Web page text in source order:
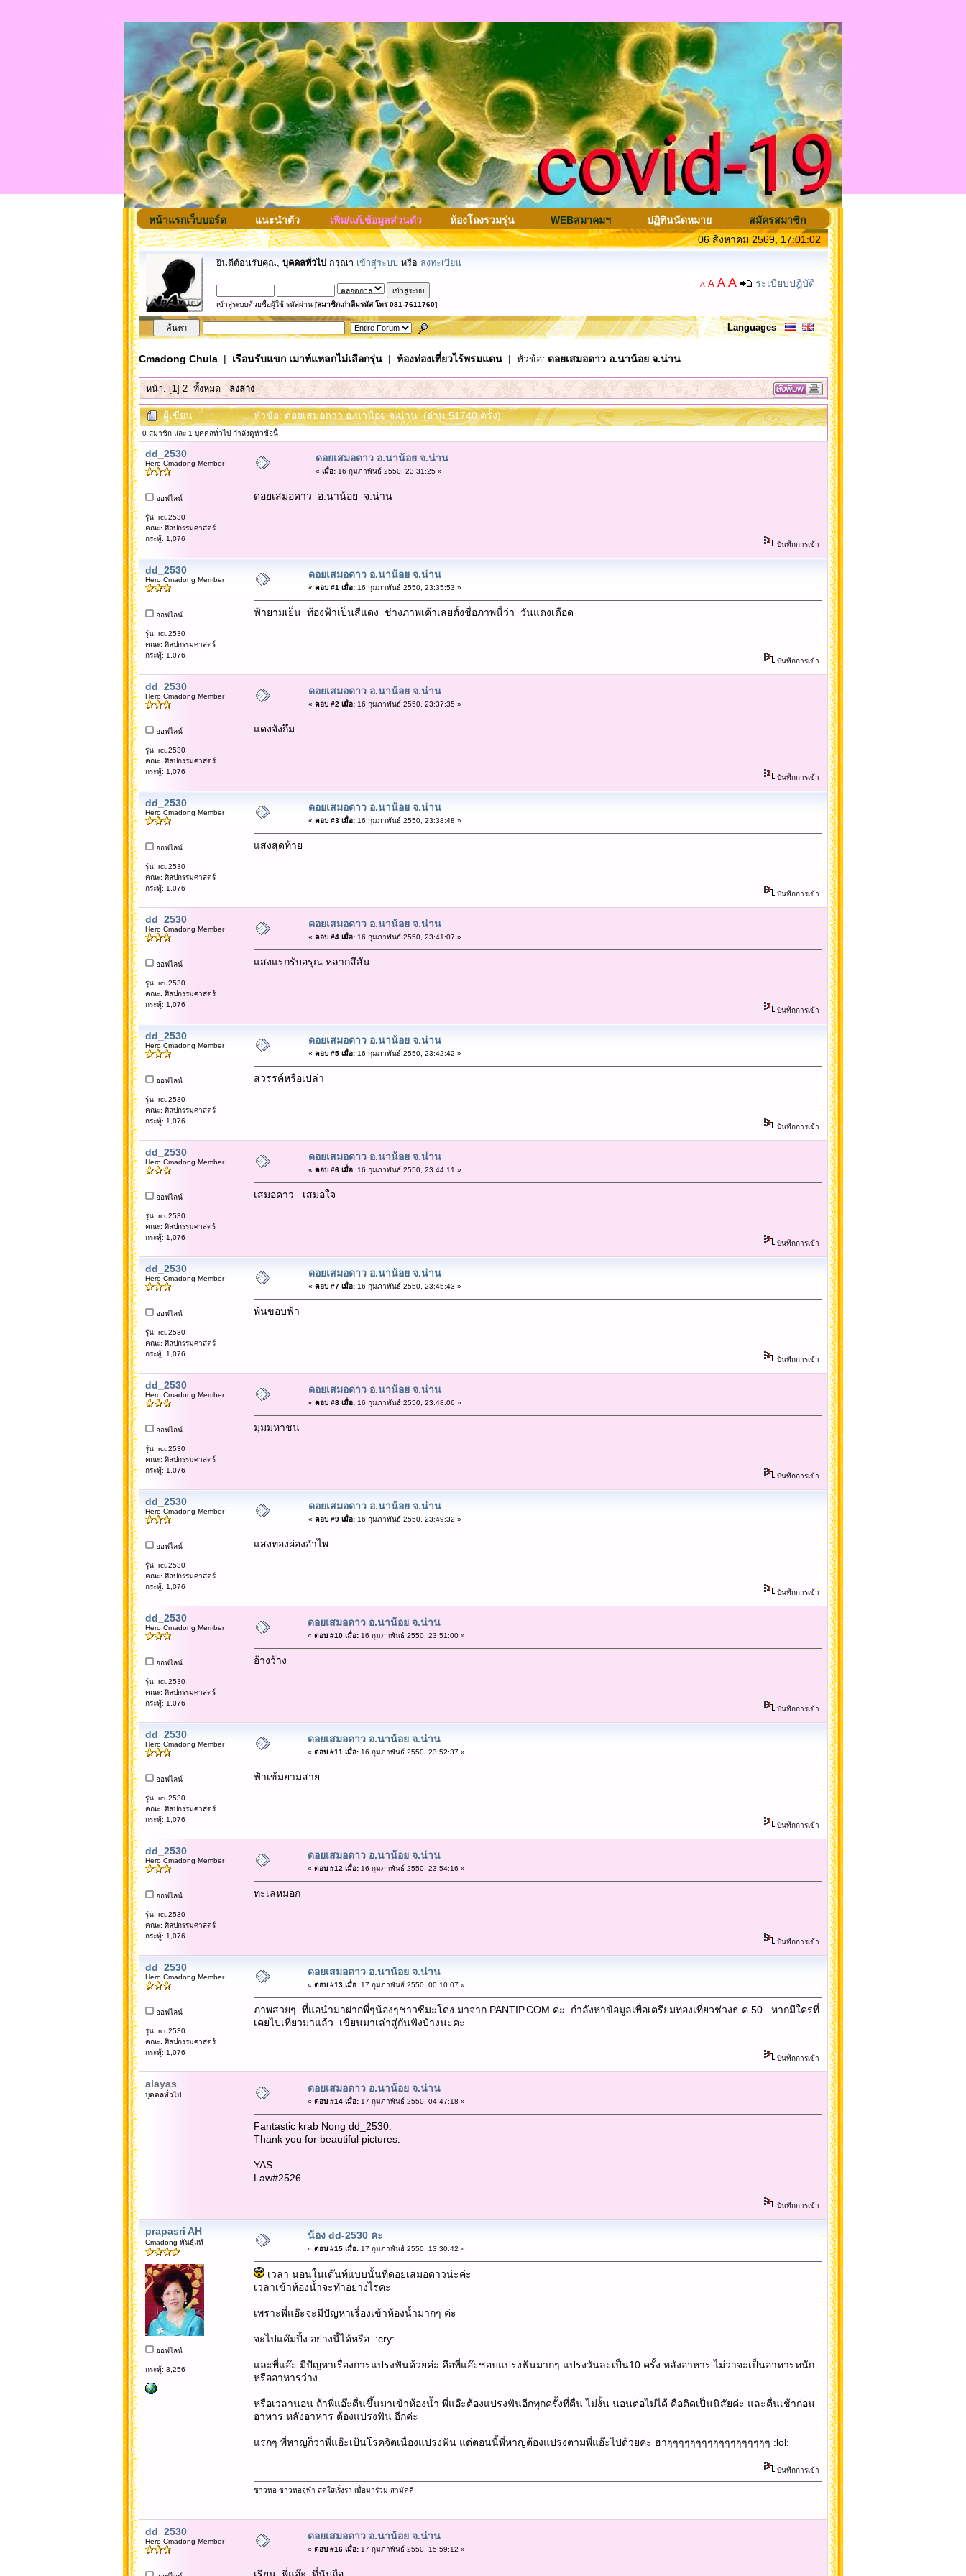
หน้าแรกเว็บบอร์ด แนะนำตัว เพิ่ม/แก้.ข้อมูลส่วนตัว ห้องโถงรวมรุ่น WEBสมาคมฯ ปฏิทินนัดหมาย
สมัครสมาชิก
06 สิงหาคม 2569, 17:01:02
ยินดีต้อนรับคุณ, บุคคลทั่วไป กรุณา เข้าสู่ระบบ หรือ ลงทะเบียน
เข้าสู่ระบบด้วยชื่อผู้ใช้ รหัสผ่าน [สมาชิกเก่าลืมรหัส โทร 081-7611760]
A A A A ระเบียบปฎิบัติ
Languages
Cmadong Chula| เรือนรับแขก เมาท์แหลกไม่เลือกรุ่น| ห้องท่องเที่ยวไร้พรมแดน| หัวข้อ: ดอยเสมอดาว อ.นาน้อย จ.น่าน
หน้า: [1]2 ทั้งหมด ลงล่าง
ผู้เขียน หัวข้อ: ดอยเสมอดาว อ.นาน้อย จ.น่าน (อ่าน 51740 ครั้ง)
0 สมาชิก และ 1 บุคคลทั่วไป กำลังดูหัวข้อนี้
dd_2530
Hero Cmadong Member
ออฟไลน์
รุ่น: rcu2530
คณะ: ศิลปกรรมศาสตร์
กระทู้: 1,076
ดอยเสมอดาว อ.นาน้อย จ.น่าน
« เมื่อ:16 กุมภาพันธ์ 2550, 23:31:25 »
ดอยเสมอดาว อ.นาน้อย จ.น่าน
บันทึกการเข้า
dd_2530
Hero Cmadong Member
ออฟไลน์
รุ่น: rcu2530
คณะ: ศิลปกรรมศาสตร์
กระทู้: 1,076
ดอยเสมอดาว อ.นาน้อย จ.น่าน
« ตอบ #1 เมื่อ:16 กุมภาพันธ์ 2550, 23:35:53 »
ฟ้ายามเย็น ท้องฟ้าเป็นสีแดง ช่างภาพเค้าเลยตั้งชื่อภาพนี้ว่า วันแดงเดือด
บันทึกการเข้า
dd_2530
Hero Cmadong Member
ออฟไลน์
รุ่น: rcu2530
คณะ: ศิลปกรรมศาสตร์
กระทู้: 1,076
ดอยเสมอดาว อ.นาน้อย จ.น่าน
« ตอบ #2 เมื่อ:16 กุมภาพันธ์ 2550, 23:37:35 »
แดงจังกึม
บันทึกการเข้า
dd_2530
Hero Cmadong Member
ออฟไลน์
รุ่น: rcu2530
คณะ: ศิลปกรรมศาสตร์
กระทู้: 1,076
ดอยเสมอดาว อ.นาน้อย จ.น่าน
« ตอบ #3 เมื่อ:16 กุมภาพันธ์ 2550, 23:38:48 »
แสงสุดท้าย
บันทึกการเข้า
dd_2530
Hero Cmadong Member
ออฟไลน์
รุ่น: rcu2530
คณะ: ศิลปกรรมศาสตร์
กระทู้: 1,076
ดอยเสมอดาว อ.นาน้อย จ.น่าน
« ตอบ #4 เมื่อ:16 กุมภาพันธ์ 2550, 23:41:07 »
แสงแรกรับอรุณ หลากสีสัน
บันทึกการเข้า
dd_2530
Hero Cmadong Member
ออฟไลน์
รุ่น: rcu2530
คณะ: ศิลปกรรมศาสตร์
กระทู้: 1,076
ดอยเสมอดาว อ.นาน้อย จ.น่าน
« ตอบ #5 เมื่อ:16 กุมภาพันธ์ 2550, 23:42:42 »
สวรรค์หรือเปล่า
บันทึกการเข้า
dd_2530
Hero Cmadong Member
ออฟไลน์
รุ่น: rcu2530
คณะ: ศิลปกรรมศาสตร์
กระทู้: 1,076
ดอยเสมอดาว อ.นาน้อย จ.น่าน
« ตอบ #6 เมื่อ:16 กุมภาพันธ์ 2550, 23:44:11 »
เสมอดาว เสมอใจ
บันทึกการเข้า
dd_2530
Hero Cmadong Member
ออฟไลน์
รุ่น: rcu2530
คณะ: ศิลปกรรมศาสตร์
กระทู้: 1,076
ดอยเสมอดาว อ.นาน้อย จ.น่าน
« ตอบ #7 เมื่อ:16 กุมภาพันธ์ 2550, 23:45:43 »
พ้นขอบฟ้า
บันทึกการเข้า
dd_2530
Hero Cmadong Member
ออฟไลน์
รุ่น: rcu2530
คณะ: ศิลปกรรมศาสตร์
กระทู้: 1,076
ดอยเสมอดาว อ.นาน้อย จ.น่าน
« ตอบ #8 เมื่อ:16 กุมภาพันธ์ 2550, 23:48:06 »
มุมมหาชน
บันทึกการเข้า
dd_2530
Hero Cmadong Member
ออฟไลน์
รุ่น: rcu2530
คณะ: ศิลปกรรมศาสตร์
กระทู้: 1,076
ดอยเสมอดาว อ.นาน้อย จ.น่าน
« ตอบ #9 เมื่อ:16 กุมภาพันธ์ 2550, 23:49:32 »
แสงทองผ่องอำไพ
บันทึกการเข้า
dd_2530
Hero Cmadong Member
ออฟไลน์
รุ่น: rcu2530
คณะ: ศิลปกรรมศาสตร์
กระทู้: 1,076
ดอยเสมอดาว อ.นาน้อย จ.น่าน
« ตอบ #10 เมื่อ:16 กุมภาพันธ์ 2550, 23:51:00 »
อ้างว้าง
บันทึกการเข้า
dd_2530
Hero Cmadong Member
ออฟไลน์
รุ่น: rcu2530
คณะ: ศิลปกรรมศาสตร์
กระทู้: 1,076
ดอยเสมอดาว อ.นาน้อย จ.น่าน
« ตอบ #11 เมื่อ:16 กุมภาพันธ์ 2550, 23:52:37 »
ฟ้าเข้มยามสาย
บันทึกการเข้า
dd_2530
Hero Cmadong Member
ออฟไลน์
รุ่น: rcu2530
คณะ: ศิลปกรรมศาสตร์
กระทู้: 1,076
ดอยเสมอดาว อ.นาน้อย จ.น่าน
« ตอบ #12 เมื่อ:16 กุมภาพันธ์ 2550, 23:54:16 »
ทะเลหมอก
บันทึกการเข้า
dd_2530
Hero Cmadong Member
ออฟไลน์
รุ่น: rcu2530
คณะ: ศิลปกรรมศาสตร์
กระทู้: 1,076
ดอยเสมอดาว อ.นาน้อย จ.น่าน
« ตอบ #13 เมื่อ:17 กุมภาพันธ์ 2550, 00:10:07 »
ภาพสวยๆ ที่แอนำมาฝากพี่ๆน้องๆชาวซีมะโด่ง มาจาก PANTIP.COM ค่ะ กำลังหาข้อมูลเพื่อเตรียมท่องเที่ยวช่วงธ.ค.50 หากมีใครที่
เคยไปเที่ยวมาแล้ว เขียนมาเล่าสู่กันฟังบ้างนะคะ
บันทึกการเข้า
alayas
บุคคลทั่วไป
ดอยเสมอดาว อ.นาน้อย จ.น่าน
« ตอบ #14 เมื่อ:17 กุมภาพันธ์ 2550, 04:47:18 »
Fantastic krab Nong dd_2530.
Thank you for beautiful pictures.
YAS
Law#2526
บันทึกการเข้า
prapasri AH
Cmadong พันธุ์แท้
ออฟไลน์
กระทู้: 3,256
น้อง dd-2530 คะ
« ตอบ #15 เมื่อ:17 กุมภาพันธ์ 2550, 13:30:42 »
เวลา นอนในเต๊นท์แบบนั้นที่ดอยเสมอดาวน่ะค่ะ
เวลาเข้าห้องน้ำจะทำอย่างไรคะ
เพราะพี่แอ๊ะจะมีปัญหาเรื่องเข้าห้องน้ำมากๆ ค่ะ
จะไปแค๊มปิ้ง อย่างนี้ได้หรือ :cry:
และพี่แอ๊ะ มีปัญหาเรื่องการแปรงฟันด้วยค่ะ คือพี่แอ๊ะชอบแปรงฟันมากๆ แปรงวันละเป็น10 ครั้ง หลังอาหาร ไม่ว่าจะเป็นอาหารหนัก
หรืออาหารว่าง
หรือเวลานอน ถ้าพี่แอ๊ะตื่นขึ้นมาเข้าห้องน้ำ พี่แอ๊ะต้องแปรงฟันอีกทุกครั้งที่ตื่น ไม่งั้น นอนต่อไม่ได้ คือติดเป็นนิสัยค่ะ และตื่นเช้าก่อน
อาหาร หลังอาหาร ต้องแปรงฟัน อีกค่ะ
แรกๆ พี่หาญก็ว่าพี่แอ๊ะเป้นโรคจิตเนื่องแปรงฟัน แต่ตอนนี้พี่หาญต้องแปรงตามพี่แอ๊ะไปด้วยค่ะ ฮาๆๆๆๆๆๆๆๆๆๆๆๆๆๆๆๆๆๆ :lol:
บันทึกการเข้า
ชาวหอ ชาวหอจุฬา สดใสเริ่งรา เมื่อมาร่วม สามัคคี
dd_2530
Hero Cmadong Member ดอยเสมอดาว อ.นาน้อย จ.น่าน
« ตอบ #16 เมื่อ:17 กุมภาพันธ์ 2550, 15:59:12 »
เรียน พี่แอ๊ะ ที่นับถือ